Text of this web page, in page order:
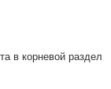
в корневой раздел